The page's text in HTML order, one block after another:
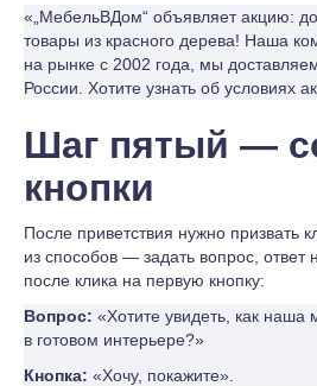
«„МебельВДом“ объявляет акцию:
товары из красного дерева! Наша
на рынке с 2002 года, мы
России. Хотите узнать об условиях
Шаг пятый —
кнопки
После приветствия нужно призвать
из способов — задать вопрос, ответ
после клика на первую кнопку:
Вопрос: «Хотите увидеть, как наша
в готовом интерьере?»
Кнопка: «Хочу, покажите».